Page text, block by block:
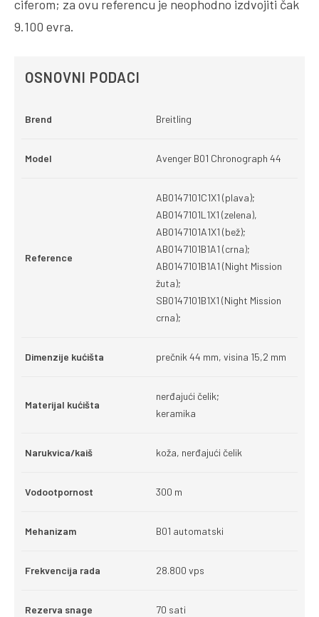
ciferom; za ovu referencu je neophodno izdvojiti čak
9.100 evra.
OSNOVNI PODACI
Brend Breitling
Model Avenger B01 Chronograph 44
Reference
AB0147101C1X1 (plava);
AB0147101L1X1 (zelena),
AB0147101A1X1 (bež);
AB0147101B1A1 (crna);
AB0147101B1A1 (Night Mission
žuta);
SB0147101B1X1 (Night Mission
crna);
Dimenzije kućišta prečnik 44 mm, visina 15,2 mm
Materijal kućišta
nerđajući čelik;
keramika
Narukvica/kaiš koža, nerđajući čelik
Vodootpornost 300 m
Mehanizam B01 automatski
Frekvencija rada 28.800 vps
Rezerva snage 70 sati